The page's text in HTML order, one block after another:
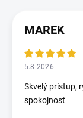
MAREK
5.8.2026
Skvelý prístup,
spokojnosť